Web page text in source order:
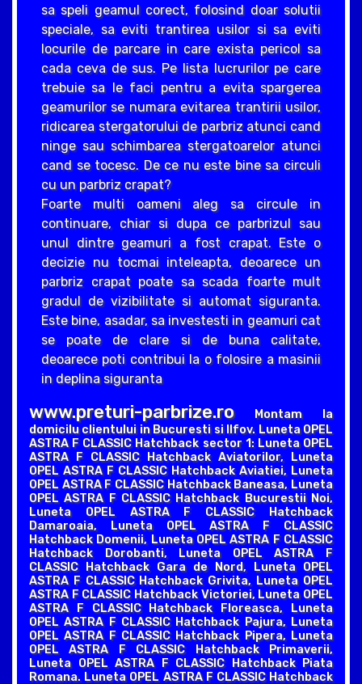
sa speli geamul corect, folosind doar solutii
speciale, sa eviti trantirea usilor si sa eviti
locurile de parcare in care exista pericol sa
cada ceva de sus. Pe lista lucrurilor pe care
trebuie sa le faci pentru a evita spargerea
geamurilor se numara evitarea trantirii usilor,
ridicarea stergatorului de parbriz atunci cand
ninge sau schimbarea stergatoarelor atunci
cand se tocesc. De ce nu este bine sa circuli
cu un parbriz crapat?
Foarte multi oameni aleg sa circule in
continuare, chiar si dupa ce parbrizul sau
unul dintre geamuri a fost crapat. Este o
decizie nu tocmai inteleapta, deoarece un
parbriz crapat poate sa scada foarte mult
gradul de vizibilitate si automat siguranta.
Este bine, asadar, sa investesti in geamuri cat
se poate de clare si de buna calitate,
deoarece poti contribui la o folosire a masinii
in deplina siguranta
www.preturi-parbrize.roMontam la
domicilu clientului in Bucuresti si Ilfov. Luneta OPEL
ASTRA F CLASSIC Hatchback sector 1: Luneta OPEL
ASTRA F CLASSIC Hatchback Aviatorilor, Luneta
OPEL ASTRA F CLASSIC Hatchback Aviatiei, Luneta
OPEL ASTRA F CLASSIC Hatchback Baneasa, Luneta
OPEL ASTRA F CLASSIC Hatchback Bucurestii Noi,
Luneta OPEL ASTRA F CLASSIC Hatchback
Damaroaia, Luneta OPEL ASTRA F CLASSIC
Hatchback Domenii, Luneta OPEL ASTRA F CLASSIC
Hatchback Dorobanti, Luneta OPEL ASTRA F
CLASSIC Hatchback Gara de Nord, Luneta OPEL
ASTRA F CLASSIC Hatchback Grivita, Luneta OPEL
ASTRA F CLASSIC Hatchback Victoriei, Luneta OPEL
ASTRA F CLASSIC Hatchback Floreasca, Luneta
OPEL ASTRA F CLASSIC Hatchback Pajura, Luneta
OPEL ASTRA F CLASSIC Hatchback Pipera, Luneta
OPEL ASTRA F CLASSIC Hatchback Primaverii,
Luneta OPEL ASTRA F CLASSIC Hatchback Piata
Romana. Luneta OPEL ASTRA F CLASSIC Hatchback